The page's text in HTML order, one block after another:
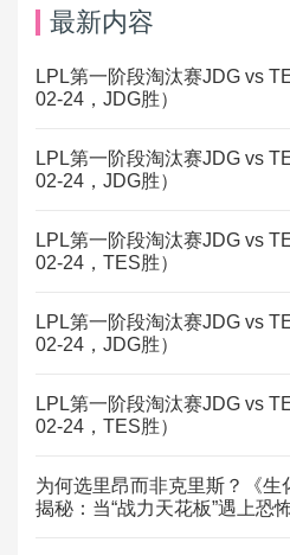
最新内容
LPL第一阶段淘汰赛JDG vs
02-24，JDG胜）
LPL第一阶段淘汰赛JDG vs
02-24，JDG胜）
LPL第一阶段淘汰赛JDG vs
02-24，TES胜）
LPL第一阶段淘汰赛JDG vs
02-24，JDG胜）
LPL第一阶段淘汰赛JDG vs
02-24，TES胜）
为何选里昂而非克里斯？《生
揭秘：当“战力天花板”遇上恐